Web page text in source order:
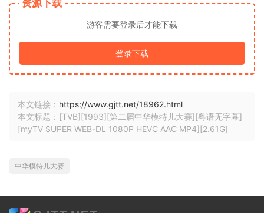
资源下载
游客需要登录后才能下载
登录下载
本文链接： https://www.gjtt.net/18962.html
本文标题：[TVB][1993][第二届中华模特儿大赛][粤语无字幕]
[myTV SUPER WEB-DL 1080P HEVC AAC MP4][2.61G]
中华模特儿大赛